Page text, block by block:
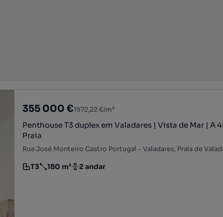
355 000 €1972,22 €/m²
Penthouse T3 duplex em Valadares | Vista de Mar | A
Praia
Tipologia
T3
Preço por metro quadrado
180 m²
Andar 2 andar